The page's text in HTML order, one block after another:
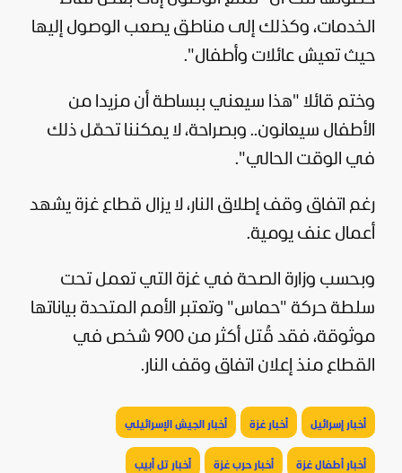
الخدمات، وكذلك إلى مناطق يصعب الوصول إليها
حيث تعيش عائلات وأطفال".
وختم قائلا "هذا سيعني ببساطة أن مزيدا من
الأطفال سيعانون.. وبصراحة، لا يمكننا تحمّل ذلك
في الوقت الحالي".
رغم اتفاق وقف إطلاق النار، لا يزال قطاع غزة يشهد
أعمال عنف يومية.
وبحسب وزارة الصحة في غزة التي تعمل تحت
سلطة حركة "حماس" وتعتبر الأمم المتحدة بياناتها
موثوقة، فقد قُتل أكثر من 900 شخص في
القطاع منذ إعلان اتفاق وقف النار.
أخبار إسرائيل أخبار غزة أخبار الجيش الإسرائيلي
أخبار أطفال غزة أخبار حرب غزة أخبار تل أبيب